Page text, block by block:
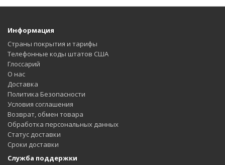
Информация
Страны покрытия и тарифы
Телефонные коды штатов США
Глоссарий
О нас
Доставка
Политика Безопасности
Условия соглашения
Возврат, обмен товара
Обработка персональных данных
Статус доставки
Сроки доставки
Служба поддержки